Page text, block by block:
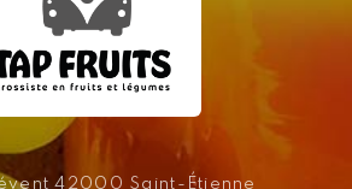
42000 Saint-Étienne